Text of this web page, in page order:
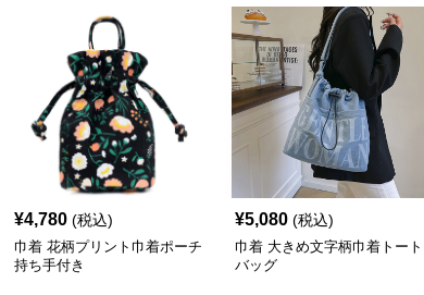
¥4,780 (税込)
巾着 花柄プリント巾着ポーチ
持ち手付き
¥5,080 (税込)
巾着 大きめ文字柄巾着トート
バッグ